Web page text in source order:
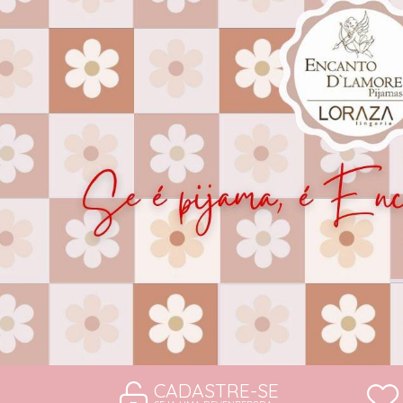
CAMISOLAS E ROBES
CONJUNTOS
SUTIÃS
CADASTRE-SE